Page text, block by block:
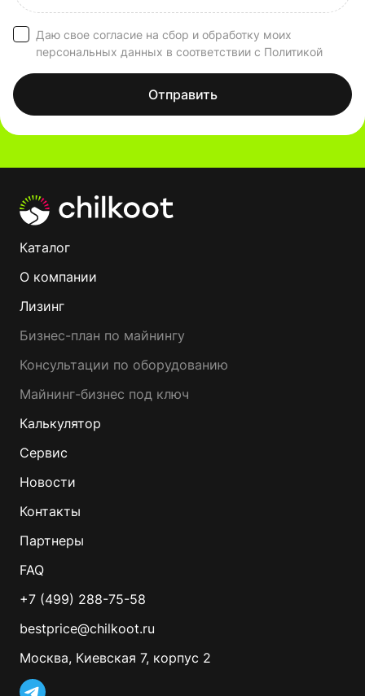
Даю свое согласие на сбор и обработку моих
персональных данных в соответствии с Политикой
Отправить
Каталог
О компании
Лизинг
Бизнес-план по майнингу
Консультации по оборудованию
Майнинг-бизнес под ключ
Калькулятор
Сервис
Новости
Контакты
Партнеры
FAQ
+7 (499) 288-75-58
bestprice@chilkoot.ru
Москва, Киевская 7, корпус 2